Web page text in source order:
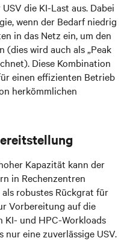
die KI-Last aus. Dabei
wenn der Bedarf niedrig
in das Netz ein, um den
wird auch als „Peak
Diese Kombination
einen effizienten Betrieb
herkömmlichen
Kapazität kann der
in Rechenzentren
robustes Rückgrat für
Vorbereitung auf die
KI- und HPC-Workloads
eine zuverlässige USV.